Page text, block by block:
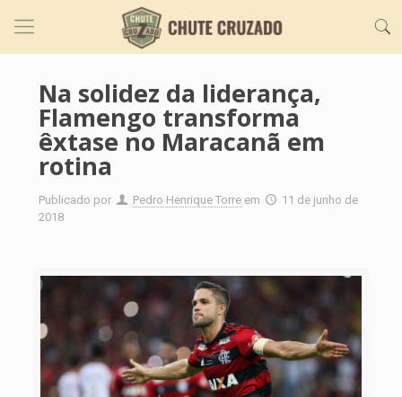
Na solidez da liderança,
Flamengo transforma
êxtase no Maracanã em
rotina
Publicado por Pedro Henrique Torre em
11 de junho de
2018